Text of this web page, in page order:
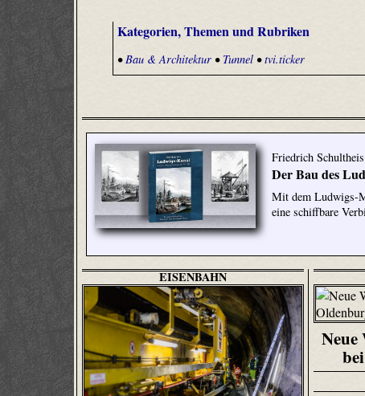
Kategorien, Themen und Rubriken
•Bau & Architektur • Tunnel •tvi.ticker
Friedrich
Der Bau des
Mit dem Ludwigs-
eine schiffbare
EISENBAHN
Neue